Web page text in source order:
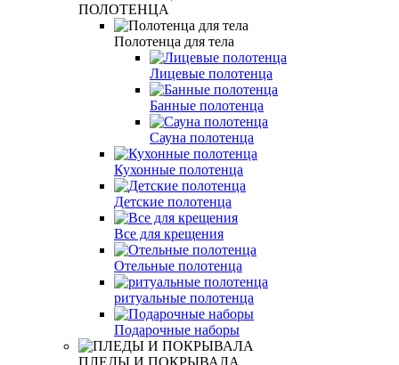
ПОЛОТЕНЦА
Полотенца для тела
Лицевые полотенца
Банные полотенца
Сауна полотенца
Кухонные полотенца
Детские полотенца
Все для крещения
Отельные полотенца
ритуальные полотенца
Подарочные наборы
ПЛЕДЫ И ПОКРЫВАЛА